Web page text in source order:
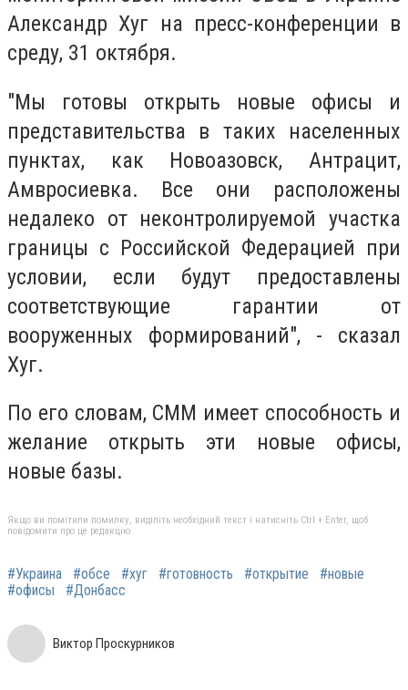
Александр Хуг на пресс-конференции в
среду, 31 октября.
"Мы готовы открыть новые офисы и
представительства в таких населенных
пунктах, как Новоазовск, Антрацит,
Амвросиевка. Все они расположены
недалеко от неконтролируемой участка
границы с Российской Федерацией при
условии, если будут предоставлены
соответствующие гарантии от
вооруженных формирований", - сказал
Хуг.
По его словам, СММ имеет способность и
желание открыть эти новые офисы,
новые базы.
Якщо ви помітили помилку, виділіть необхідний текст і натисніть Ctrl + Enter, щоб
повідомити про це редакцію
#Украина #обсе #хуг #готовность #открытие
#новые
#офисы
#Донбасс
Виктор Проскурников